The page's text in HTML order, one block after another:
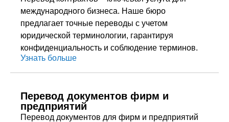
международного бизнеса. Наше бюро
предлагает точные переводы с учетом
юридической терминологии, гарантируя
конфиденциальность и соблюдение терминов.
Узнать больше
Перевод документов фирм и
предприятий
Перевод документов для фирм и предприятий